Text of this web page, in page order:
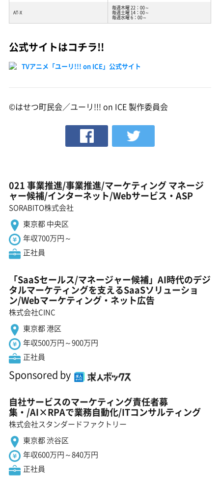
AT-X
毎週木曜 22：00～
毎週土曜 14：00～
毎週水曜 6：00～
公式サイトはコチラ!!
TVアニメ「ユーリ!!! on ICE」公式サイト
©はせつ町民会／ユーリ!!! on ICE 製作委員会
021 事業推進/事業推進/マーケティング マネージ
ャー候補/インターネット/Webサービス・ASP
SORABITO株式会社
東京都 中央区
年収700万円～
正社員
「SaaSセールス/マネージャー候補」AI時代のデジ
タルマーケティングを支えるSaaSソリューショ
ン/Webマーケティング・ネット広告
株式会社CINC
東京都 港区
年収500万円～900万円
正社員
Sponsored by
自社サービスのマーケティング責任者募
集・/AI×RPAで業務自動化/ITコンサルティング
株式会社スタンダードファクトリー
東京都 渋谷区
年収600万円～840万円
正社員